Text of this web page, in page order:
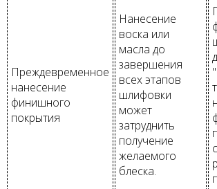
Преждевременное
нанесение
финишного
покрытия
Нанесение
воска или
масла до
завершения
всех этапов
шлифовки
может
затруднить
получение
желаемого
блеска.